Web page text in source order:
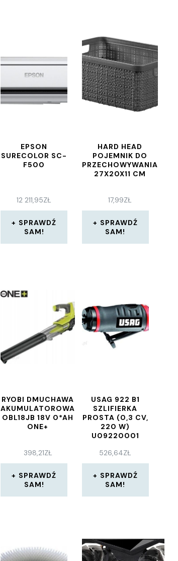
EPSON
SURECOLOR SC-
F500
12 211,95ZŁ
SPRAWDŹ
SAM!
HARD HEAD
POJEMNIK DO
PRZECHOWYWANIA
27X20X11 CM
17,99ZŁ
SPRAWDŹ
SAM!
RYOBI DMUCHAWA
AKUMULATOROWA
OBL18JB 18V 0*AH
ONE+
398,21ZŁ
SPRAWDŹ
SAM!
USAG 922 B1
SZLIFIERKA
PROSTA (0,3 CV,
220 W)
U09220001
526,64ZŁ
SPRAWDŹ
SAM!